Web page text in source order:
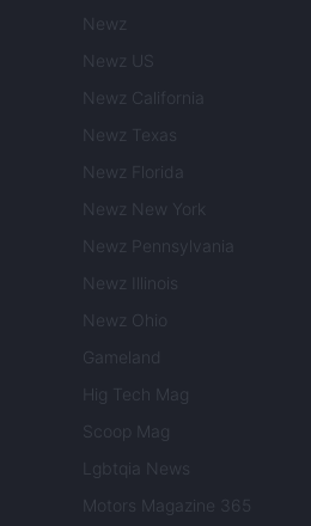
Newz
Newz US
Newz California
Newz Texas
Newz Florida
Newz New York
Newz Pennsylvania
Newz Illinois
Newz Ohio
Gameland
Hig Tech Mag
Scoop Mag
Lgbtqia News
Motors Magazine 365